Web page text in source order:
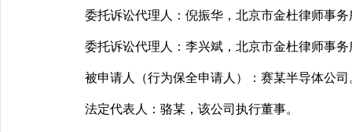
委托诉讼代理人：倪振华，北京市金杜律师事务
委托诉讼代理人：李兴斌，北京市金杜律师事务
被申请人（行为保全申请人）：赛某半导体公司
法定代表人：骆某，该公司执行董事。